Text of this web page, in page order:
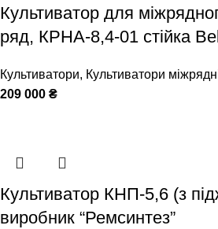
Культиватор для
ряд, КРНА-8,4-01 стійка
Культиватори, Культиватори
209 000 ₴
Культиватор КНП-5,6 (з
виробник “Ремсинтез”